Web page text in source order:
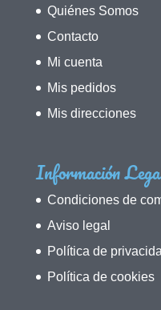
Quiénes Somos
Contacto
Mi cuenta
Mis pedidos
Mis direcciones
Información
Condiciones de
Aviso legal
Política de
Política de cookies